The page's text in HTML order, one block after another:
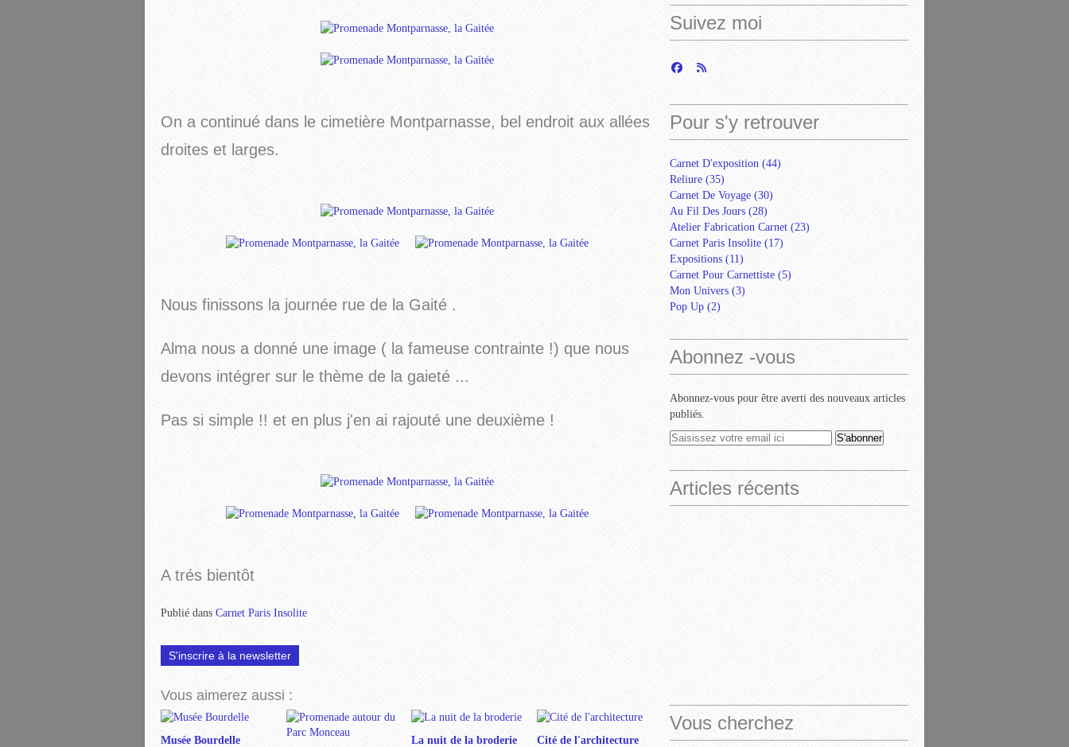
On a continué dans le cimetière Montparnasse, bel endroit aux allées
droites et larges.
Nous finissons la journée rue de la Gaité .
Alma nous a donné une image ( la fameuse contrainte !) que nous
devons intégrer sur le thème de la gaieté ...
Pas si simple !! et en plus j'en ai rajouté une deuxième !
A trés bientôt
Publié dans Carnet Paris Insolite
S'inscrire à la newsletter
Vous aimerez aussi :
Musée Bourdelle
La nuit de la broderie Cité de l'architecture
Suivez moi
Pour s'y retrouver
Carnet D'exposition (44)
Reliure (35)
Carnet De Voyage (30)
Au Fil Des Jours (28)
Atelier Fabrication Carnet (23)
Carnet Paris Insolite (17)
Expositions (11)
Carnet Pour Carnettiste (5)
Mon Univers (3)
Pop Up (2)
Abonnez -vous
Abonnez-vous pour être averti des nouveaux articles
publiés.
Articles récents
Vous cherchez